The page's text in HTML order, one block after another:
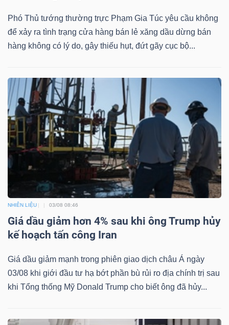
Phó Thủ tướng thường trực Phạm Gia Túc yêu cầu không
để xảy ra tình trạng cửa hàng bán lẻ xăng dầu dừng bán
hàng không có lý do, gây thiếu hụt, đứt gãy cục bộ...
NHIÊN LIỆU 03/08 08:46
Giá dầu giảm hơn 4% sau khi ông Trump hủy
kế hoạch tấn công Iran
Giá dầu giảm mạnh trong phiên giao dịch châu Á ngày
03/08 khi giới đầu tư hạ bớt phần bù rủi ro địa chính trị sau
khi Tổng thống Mỹ Donald Trump cho biết ông đã hủy...
Đào
tạo
Sách
tài
chính
Công
cụ
đầu